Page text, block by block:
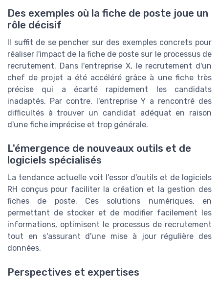
Des exemples où la fiche de poste joue un
rôle décisif
Il suffit de se pencher sur des exemples concrets pour
réaliser l'impact de la fiche de poste sur le processus de
recrutement. Dans l'entreprise X, le recrutement d'un
chef de projet a été accéléré grâce à une fiche très
précise qui a écarté rapidement les candidats
inadaptés. Par contre, l'entreprise Y a rencontré des
difficultés à trouver un candidat adéquat en raison
d'une fiche imprécise et trop générale.
L'émergence de nouveaux outils et de
logiciels spécialisés
La tendance actuelle voit l'essor d'outils et de logiciels
RH conçus pour faciliter la création et la gestion des
fiches de poste. Ces solutions numériques, en
permettant de stocker et de modifier facilement les
informations, optimisent le processus de recrutement
tout en s'assurant d'une mise à jour régulière des
données.
Perspectives et expertises